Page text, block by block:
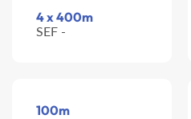
4 x 400m
SEF -
100m